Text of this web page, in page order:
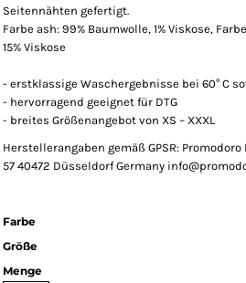
Seitennähten gefertigt.
Farbe ash: 99% Baumwolle, 1% Viskose,
15% Viskose
- erstklassige Waschergebnisse bei 60° C
- hervorragend geeignet für DTG
- breites Größenangebot von XS – XXXL
Herstellerangaben gemäß GPSR:
57 40472 Düsseldorf Germany
Farbe
Größe
Menge